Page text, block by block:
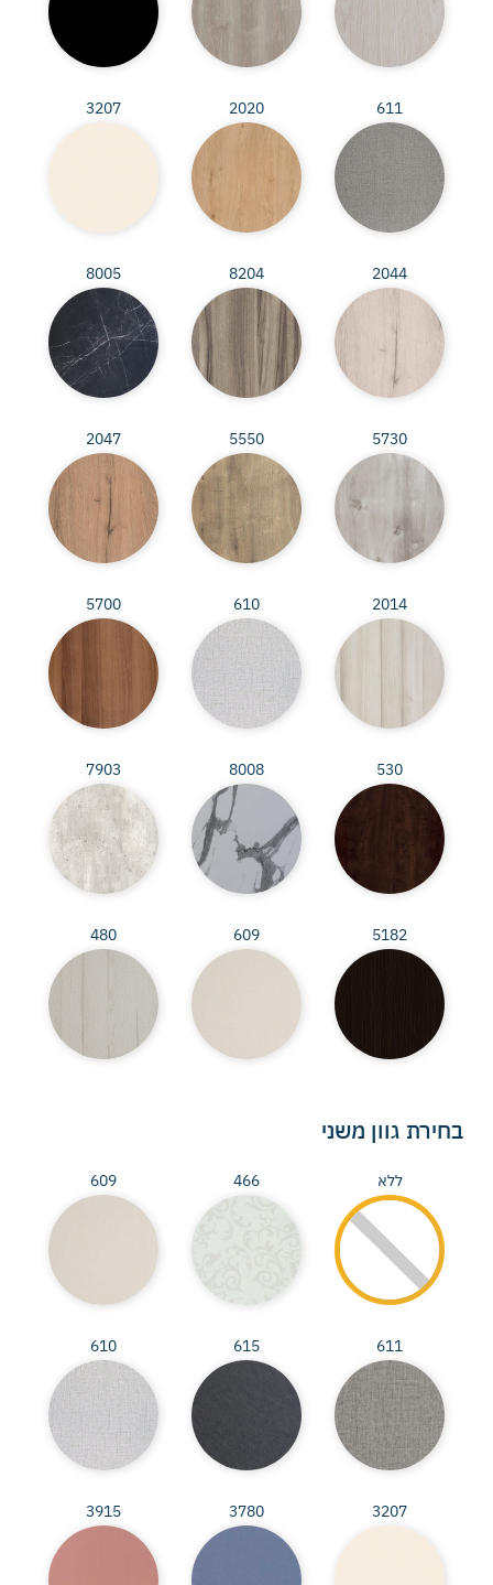
611
2020
3207
2044
8204
8005
5730
5550
2047
2014
610
5700
530
8008
7903
5182
609
480
בחירת גוון משני
ללא 466
609
611
615
610
3207
3780
3915